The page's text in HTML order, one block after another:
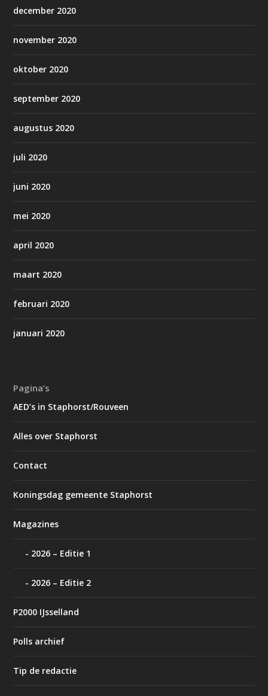
december 2020
november 2020
oktober 2020
september 2020
augustus 2020
juli 2020
juni 2020
mei 2020
april 2020
maart 2020
februari 2020
januari 2020
Pagina’s
AED’s in Staphorst/Rouveen
Alles over Staphorst
Contact
Koningsdag gemeente Staphorst
Magazines
2026 – Editie 1
2026 – Editie 2
P2000 IJsselland
Polls archief
Tip de redactie